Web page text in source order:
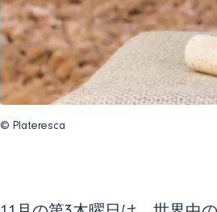
© Plateresca